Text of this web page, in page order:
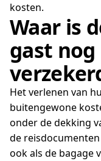
kosten.
Waar is
gast
Het verlenen van
buitengewone
onder de dekking
de
ook als de bagage